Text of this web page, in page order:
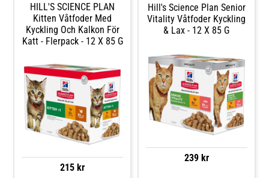
Detta kattfoder är gjort med
högkvalitativa ingredienser och
erbjuder protein av hög kvalitet
som hjälper till att hålla din katt
nöjd mellan måltiderna, medan
HILL'S SCIENCE PLAN
Kitten Våtfoder Med
Kyckling Och Kalkon För
Katt - Flerpack - 12 X 85 G
215 kr
Hill's Science Plan Senior
Vitality Våtfoder Kyckling
& Lax - 12 X 85 G
239 kr